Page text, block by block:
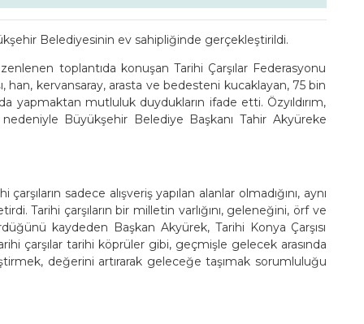
Belediyesinin ev sahipliğinde gerçekleştirildi.
toplantıda konuşan Tarihi Çarşılar Federasyonu
han, kervansaray, arasta ve bedesteni kucaklayan, 75 bin
yapmaktan mutluluk duydukların ifade etti. Özyıldırım,
Büyükşehir Belediye Başkanı Tahir Akyüreke
sadece alışveriş yapılan alanlar olmadığını, aynı
Tarihi çarşıların bir milletin varlığını, geleneğini, örf ve
kaydeden Başkan Akyürek, Tarihi Konya Çarşısı
çarşılar tarihi köprüler gibi, geçmişle gelecek arasında
değerini artırarak geleceğe taşımak sorumluluğu